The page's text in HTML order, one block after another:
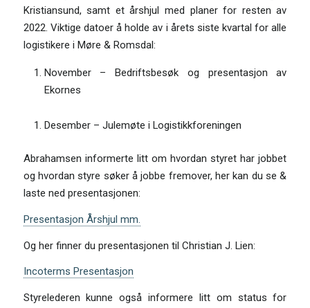
Kristiansund, samt et årshjul med planer for resten av
2022. Viktige datoer å holde av i årets siste kvartal for alle
logistikere i Møre & Romsdal:
November – Bedriftsbesøk og presentasjon av
Ekornes
Desember – Julemøte i Logistikkforeningen
Abrahamsen informerte litt om hvordan styret har jobbet
og hvordan styre søker å jobbe fremover, her kan du se &
laste ned presentasjonen:
Presentasjon Årshjul mm.
Og her finner du presentasjonen til Christian J. Lien:
Incoterms Presentasjon
Styrelederen kunne også informere litt om status for